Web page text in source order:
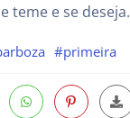
teme e se deseja.
#primeira